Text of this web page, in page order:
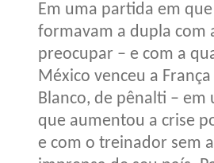
Em uma partida em
formavam a dupla com
preocupar – e com a
México venceu a
Blanco, de pênalti –
que aumentou a crise
e com o treinador sem